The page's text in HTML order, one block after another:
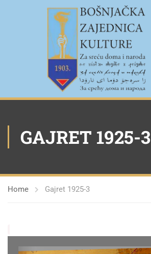
GAJRET 1925-3
Home Gajret 1925-3